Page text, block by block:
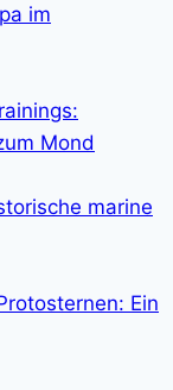
im
Mond
marine
Ein